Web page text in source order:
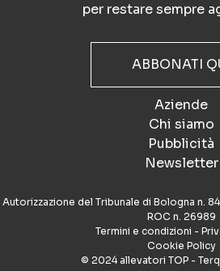
per restare sempre
ABBONATI
Aziende
Chi siamo
Pubblicità
Newsletter
Autorizzazione del Tribunale di Bologna n.
ROC n. 26989
Termini e condizioni -
Cookie Policy
© 2024 allevatori TOP -